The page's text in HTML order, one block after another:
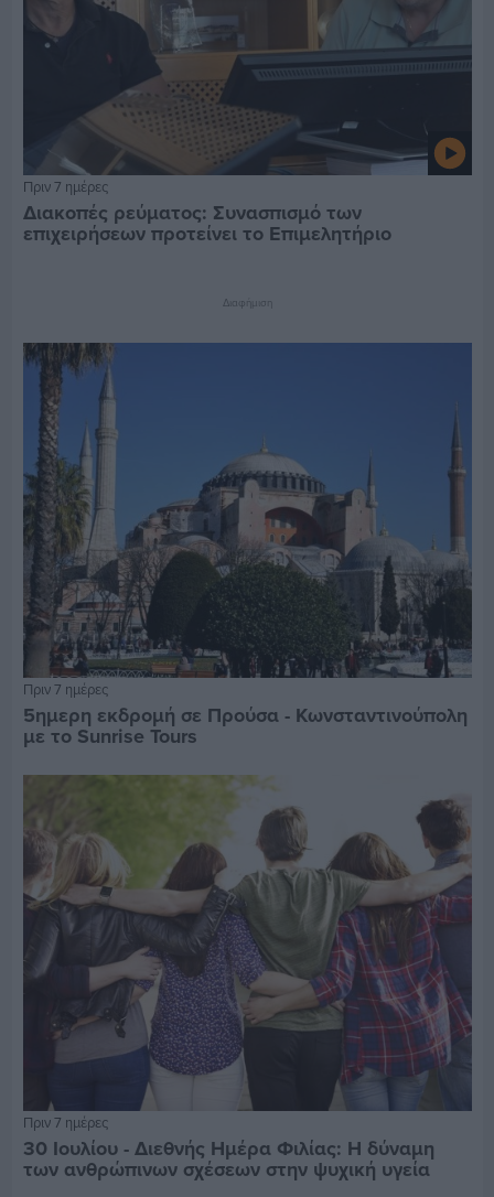
Πριν 7 ημέρες
Διακοπές ρεύματος: Συνασπισμό των
επιχειρήσεων προτείνει το Επιμελητήριο
Διαφήμιση
Πριν 7 ημέρες
5ημερη εκδρομή σε Προύσα - Κωνσταντινούπολη
με το Sunrise Tours
Πριν 7 ημέρες
30 Ιουλίου - Διεθνής Ημέρα Φιλίας: Η δύναμη
των ανθρώπινων σχέσεων στην ψυχική υγεία